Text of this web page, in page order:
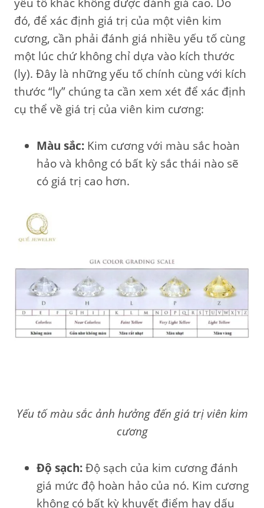
đó, để xác định giá trị của một viên kim
cương, cần phải đánh giá nhiều yếu tố cùng
một lúc chứ không chỉ dựa vào kích thước
(ly). Đây là những yếu tố chính cùng với kích
thước “ly” chúng ta cần xem xét để xác định
cụ thể về giá trị của viên kim cương:
Màu sắc: Kim cương với màu sắc hoàn
hảo và không có bất kỳ sắc thái nào sẽ
có giá trị cao hơn.
Yếu tố màu sắc ảnh hưởng đến giá trị viên kim
cương
Độ sạch:Độ sạch của kim cương đánh
giá mức độ hoàn hảo của nó. Kim cương
không có bất kỳ khuyết điểm hay dấu